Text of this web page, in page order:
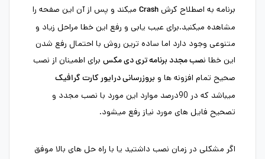
برنامه به اصطلاح کرش Crash میکند و پس از آن این صفحه را
مشاهده میکنید.برای عیب یابی و رفع این خطا مراحل زیاد و
متنوعی وجود دارد اما ساده ترین روش با احتمال رفع شدن
این خطا نصب مجدد برنامه تری دی مکس برای اطمینان از نصب
صحیح تمام افزونه ها و بروزرسانی درایور کارت گرافیک
میباشد که در 90درصد موارد این مورد با نصب مجدد و
تصحیح فایل های مورد نیاز رفع میشود.
اگر مشکلی در زمان نصب داشتید یا با راه حل های بالا موفق